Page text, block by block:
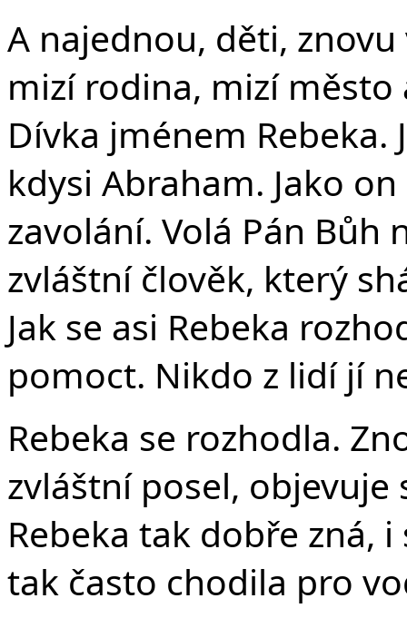
A najednou, děti,
mizí rodina, mizí město
Dívka jménem Rebeka.
kdysi Abraham. Jako
zavolání. Volá Pán Bůh
zvláštní člověk, který
Jak se asi Rebeka
pomoct. Nikdo z lidí jí
Rebeka se rozhodla.
zvláštní posel, objevuje
Rebeka tak dobře zná,
tak často chodila pro